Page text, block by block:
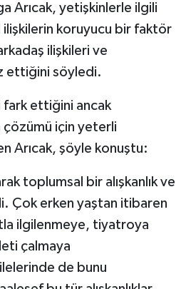
Arıcak, yetişkinlerle ilgili
ilişkilerin koruyucu bir faktör
ilişkileri ve
ettiğini söyledi.
fark ettiğini ancak
çözümü için yeterli
Arıcak, şöyle konuştu:
toplumsal bir alışkanlık ve
Çok erken yaştan itibaren
ilgilenmeye, tiyatroya
çalmaya
de bunu